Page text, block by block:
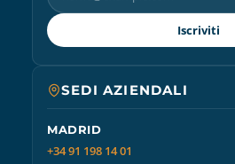
Iscriviti
SEDI AZIENDALI
MADRID
+34 91 198 14 01